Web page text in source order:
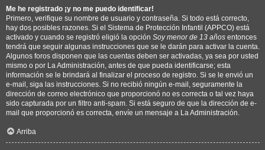
Me he registrado ¡y no me puedo identificar!
Primero, verifique su nombre de usuario y contraseña. Si todo está correcto,
hay dos posibles razones. Si el Sistema de Protección Infantil (APPCO) está
activado y cuando se registró eligió la opción Soy menor de 13 años entonces
tendrá que seguir algunas instrucciones que se le darán para activar la cuenta.
Algunos foros disponen que las cuentas deben ser activadas, ya sea por usted
mismo o por La Administración, antes de que pueda identificarse; esta
información se le brindará al finalizar el proceso de registro. Si se le envió un
e-mail, siga las instrucciones. Si no recibió ningún e-mail, seguramente la
dirección de correo electrónico que proporcionó no es correcta o tal vez haya
sido capturada por un filtro anti-spam. Si está seguro de que la dirección de e-
mail que proporcionó es correcta, envíe un mensaje a La Administración.
Arriba